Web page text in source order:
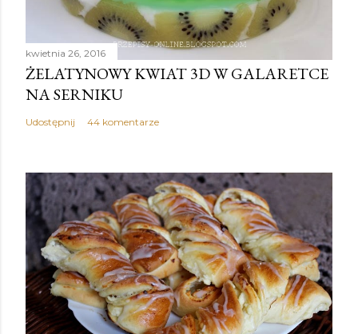
kwietnia 26, 2016
ŻELATYNOWY KWIAT 3D W GALARETCE
NA SERNIKU
Udostępnij 44 komentarze